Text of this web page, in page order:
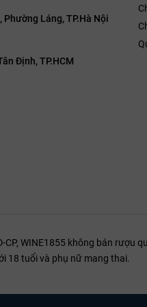
Láng, TP.Hà Nội
Định, TP.HCM
WINE1855 không bán rượu
18 tuổi và phụ nữ mang thai.